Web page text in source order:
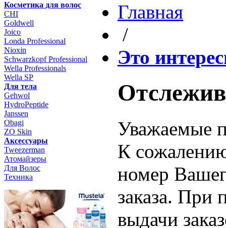
Косметика для волос
CHI
Goldwell
Joico
Londa Professional
Nioxin
Schwarzkopf Professional
Wella Professionals
Wella SP
Для тела
Gehwol
HydroPeptide
Janssen
Obagi
ZO Skin
Aксессуары
Tweezerman
Атомайзеры
Для Волос
Техника
Главная
/
Это
Уважаемые
К
номер
заказа. При
выдачи